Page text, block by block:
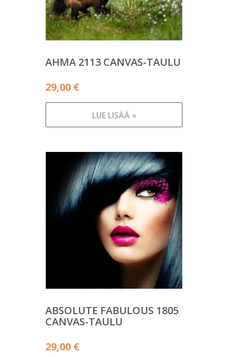
AHMA 2113 CANVAS-TAULU
29,00 €
LUE LISÄÄ »
ABSOLUTE FABULOUS 1805
CANVAS-TAULU
29,00 €